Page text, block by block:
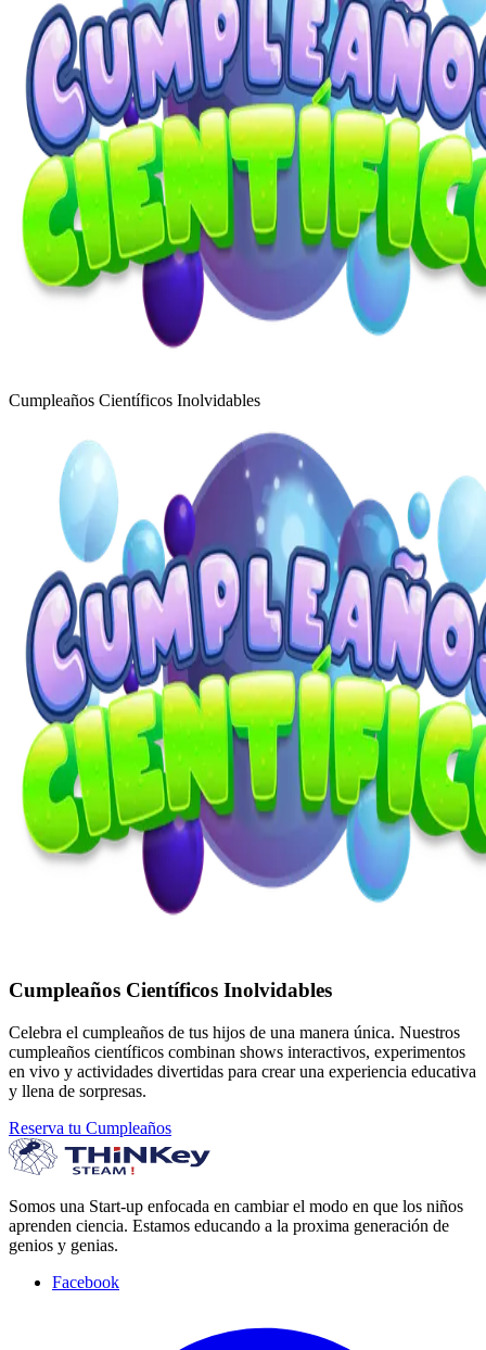
Cumpleaños Científicos Inolvidables
Cumpleaños Científicos Inolvidables
Celebra el cumpleaños de tus hijos de una manera única. Nuestros
cumpleaños científicos combinan shows interactivos, experimentos
en vivo y actividades divertidas para crear una experiencia educativa
y llena de sorpresas.
Reserva tu Cumpleaños
Somos una Start-up enfocada en cambiar el modo en que los niños
aprenden ciencia. Estamos educando a la proxima generación de
genios y genias.
Facebook